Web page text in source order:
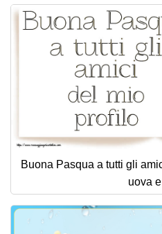
Buona Pasqua a tutti gli
uova